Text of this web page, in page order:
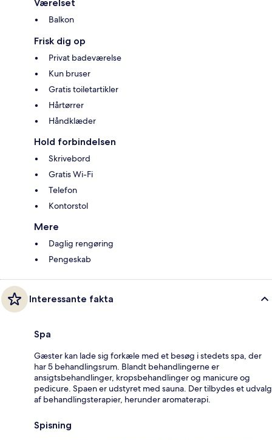
Værelset
Balkon
Frisk dig op
Privat badeværelse
Kun bruser
Gratis toiletartikler
Hårtørrer
Håndklæder
Hold forbindelsen
Skrivebord
Gratis Wi-Fi
Telefon
Kontorstol
Mere
Daglig rengøring
Pengeskab
Interessante fakta
Spa
Gæster kan lade sig forkæle med et besøg i stedets spa, der
har 5 behandlingsrum. Blandt behandlingerne er
ansigtsbehandlinger, kropsbehandlinger og manicure og
pedicure. Spaen er udstyret med sauna. Der tilbydes et udvalg
af behandlingsterapier, herunder aromaterapi.
Spisning